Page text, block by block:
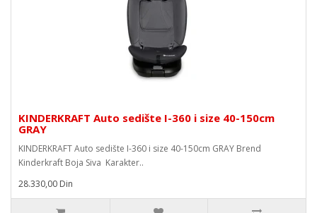
KINDERKRAFT Auto sedište I-360 i size 40-150cm
GRAY
KINDERKRAFT Auto sedište I-360 i size 40-150cm GRAY Brend
Kinderkraft Boja Siva Karakter..
28.330,00 Din